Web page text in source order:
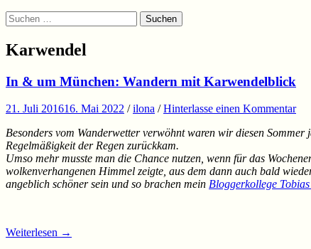
Suchen
Suchen
nach:
Karwendel
In & um München: Wandern mit Karwendelblick
21. Juli 201616. Mai 2022 /ilona /Hinterlasse einen Kommentar
Besonders vom Wanderwetter verwöhnt waren wir diesen
Regelmäßigkeit der Regen zurückkam.
Umso mehr musste man die Chance nutzen, wenn für das
wolkenverhangenen Himmel zeigte, aus dem dann auch bald
angeblich schöner sein und so brachen mein Bloggerkollege Tobias
Weiterlesen →